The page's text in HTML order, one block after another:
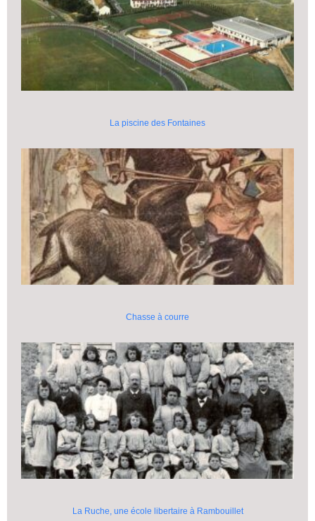
La piscine des Fontaines
Chasse à courre
La Ruche, une école libertaire à Rambouillet